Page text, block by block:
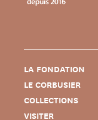
LA FONDATION
LE CORBUSIER
COLLECTIONS
VISITER